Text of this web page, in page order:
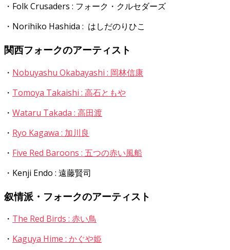
・Folk Crusaders : フォーク・クルセダーズ
・Norihiko Hashida : はしだのりひこ
関西フォークのアーティスト
・ Nobuyashu Okabayashi : 岡林信康
・ Tomoya Takaishi : 高石ともや
・ Wataru Takada : 高田渡
・ Ryo Kagawa : 加川良
・ Five Red Baroons : 五つの赤い風船
・Kenji Endo : 遠藤賢司
叙情派・フォークのアーティスト
・ The Red Birds : 赤い鳥
・ Kaguya Hime : かぐや姫